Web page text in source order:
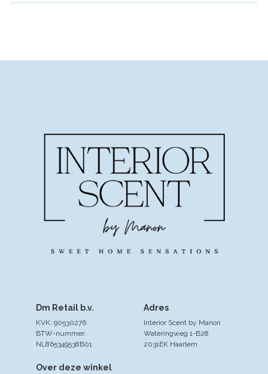
Over deze winkel
Adres
Interior Scent by Manon
Wateringweg 1-B28
2031EK Haarlem
Dm Retail b.v.
KVK: 90530276
BTW-nummer:
NL865349538B01